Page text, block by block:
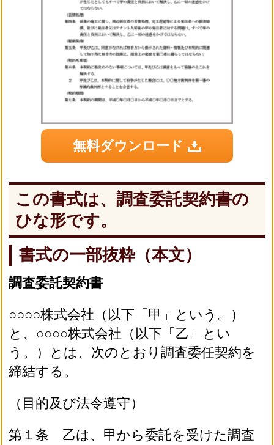
無料ダウンロード
この書式は、調査委託契約書の
ひな形です。
書式の一部抜粋（本文）
調査委託契約書
○○○○株式会社（以下「甲」という。）
と、○○○○株式会社（以下「乙」とい
う。）とは、次のとおり調査委任契約を
締結する。
（目的及び法令遵守）
第１条 乙は、甲から委託を受けた調査